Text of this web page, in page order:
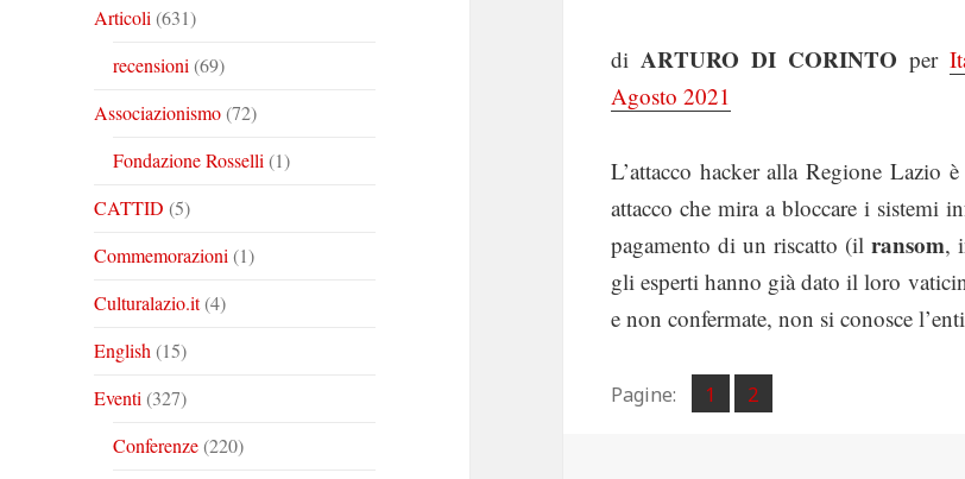
Articoli (631)
recensioni (69)
Associazionismo(72)
Fondazione Rosselli (1)
CATTID (5)
Commemorazioni (1)
Culturalazio.it(4)
English (15)
Eventi (327)
Conferenze(220)
di ARTURO DI CORINTO per
Agosto 2021
L’attacco hacker alla Regione Lazio
attacco che mira a bloccare i sistemi
pagamento di un riscatto (il ransom,
gli esperti hanno già dato il loro
e non confermate, non si conosce
Pagine: Pagina
1 ,
Pagina
2